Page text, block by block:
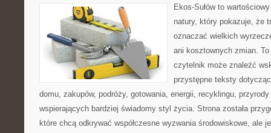
Ekos-Sułów to
natury, który pokazuje, że
oznaczać wielkich
ani kosztownych zmian.
czytelnik może znaleźć
przystępne teksty
domu, zakupów, podróży, gotowania, energii, recyklingu,
wspierających bardziej świadomy styl życia. Strona została
które chcą odkrywać współczesne wyzwania środowiskowe, ale